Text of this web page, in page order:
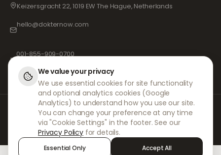
Keizersgracht 22, 1019 EW The Hague, Netherlands
hello@dokternow.com
📞
001-855-909-0700
Na DokterNow, trabalhamos com médicos e farmácias totalmente
registados e profissionais de saúde experientes para garantir que as
suas prescrições sejam geridas de forma segura e com o máximo
cuidado. Os nossos prescritores independentes registados tratam de
todas as consultas e prescrições. As nossas farmácias parceiras
tratam da dispensa e do envio de medicamentos.
We value your privacy
We use essential cookies for site functionality
and optional analytics cookies (Google
Analytics) to understand how you use our site.
You can change your preference at any time
via "Cookie Settings" in the footer. See our
Privacy Policy for details.
Essential Only Accept All